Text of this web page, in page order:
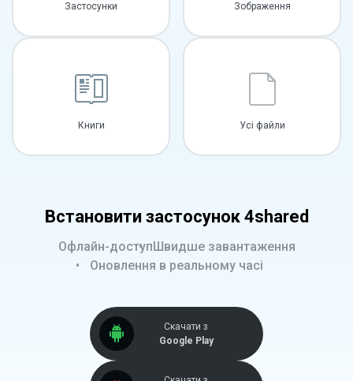
Застосунки Зображення
Книги Усі файли
Встановити застосунок 4shared
Офлайн-доступШвидше завантаження
Оновлення в реальному часі
Скачати з
Google Play